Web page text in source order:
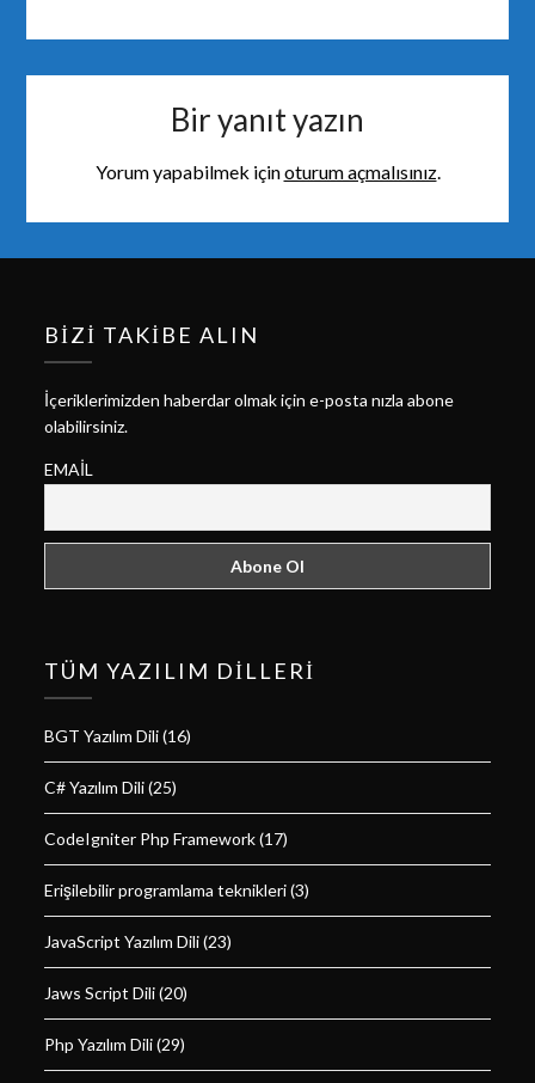
Bir yanıt yazın
Yorum yapabilmek içinoturum açmalısınız.
BIZI TAKIBE ALIN
İçeriklerimizden haberdar olmak için e-posta nızla abone
olabilirsiniz.
EMAIL
TÜM YAZILIM DILLERI
BGT Yazılım Dili(16)
C# Yazılım Dili(25)
CodeIgniter Php Framework(17)
Erişilebilir programlama teknikleri(3)
JavaScript Yazılım Dili(23)
Jaws Script Dili(20)
Php Yazılım Dili(29)